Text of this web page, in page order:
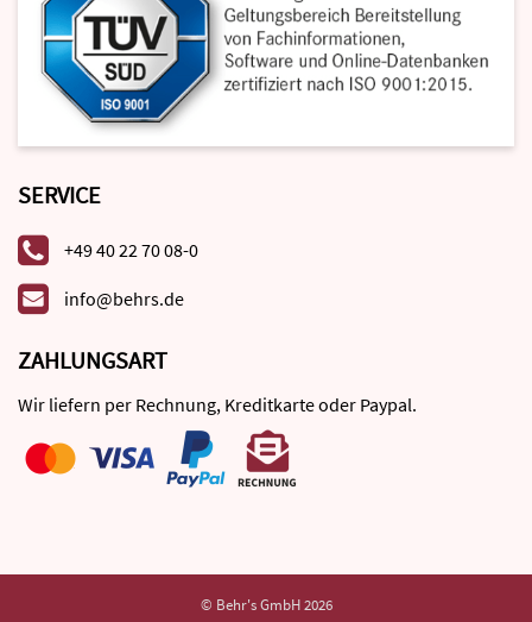
SERVICE
+49 40 22 70 08-0
info@behrs.de
ZAHLUNGSART
Wir liefern per Rechnung, Kreditkarte oder Paypal.
© Behr's GmbH 2026